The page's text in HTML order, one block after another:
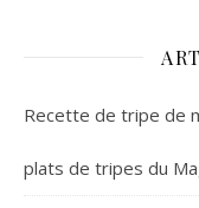
Recette de tripe de
plats de tripes du